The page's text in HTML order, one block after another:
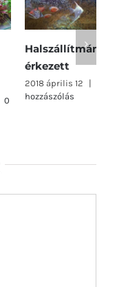
Halszállítmány
érkezett
2018 április 12 |
0
hozzászólás